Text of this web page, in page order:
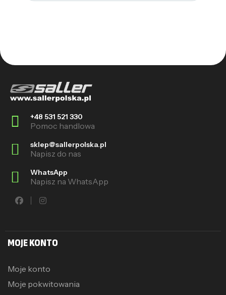
+48 531 521 330
Pomoc handlowa
sklep@sallerpolska.pl
Napisz do nas
WhatsApp
Napisz na WhatsApp
MOJE KONTO
Moje konto
Moje pokwitowania